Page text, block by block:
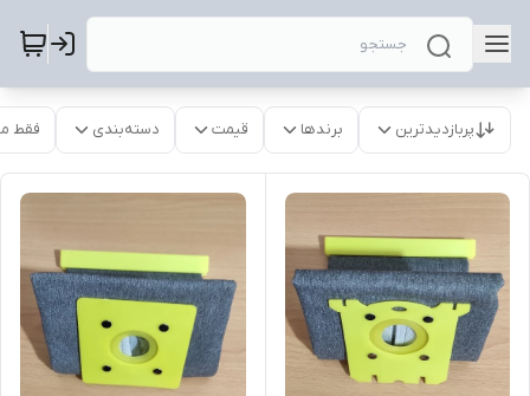
پربازدیدترین برندها قیمت دسته‌بندی فقط